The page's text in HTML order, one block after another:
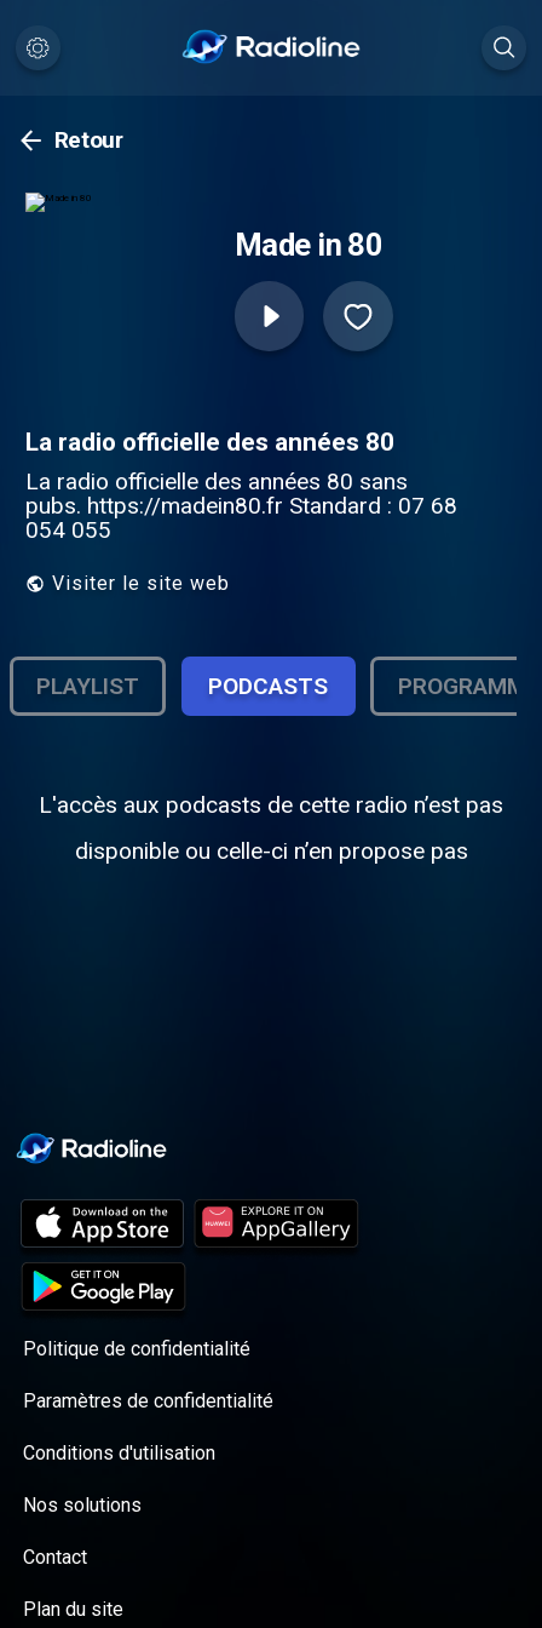
Retour
Made in 80
La radio officielle des années 80
La radio officielle des années 80 sans
pubs. https://madein80.fr Standard : 07 68
054 055
Visiter le site web
PLAYLIST PODCASTS
L'accès aux podcasts de cette radio n’est pas
disponible ou celle-ci n’en propose pas
Politique de confidentialité
Paramètres de confidentialité
Conditions d'utilisation
Nos solutions
Contact
Plan du site